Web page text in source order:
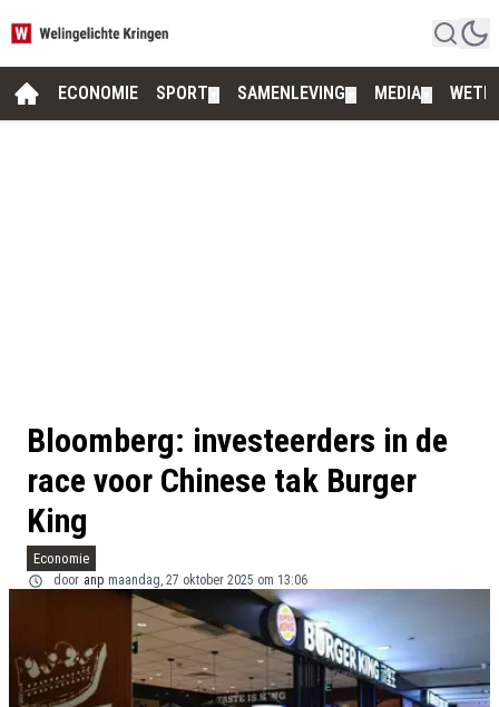
ECONOMIE SPORT SAMENLEVING MEDIA
Bloomberg: investeerders in de
race voor Chinese tak Burger
King
Economie
door anp maandag, 27 oktober 2025 om 13:06